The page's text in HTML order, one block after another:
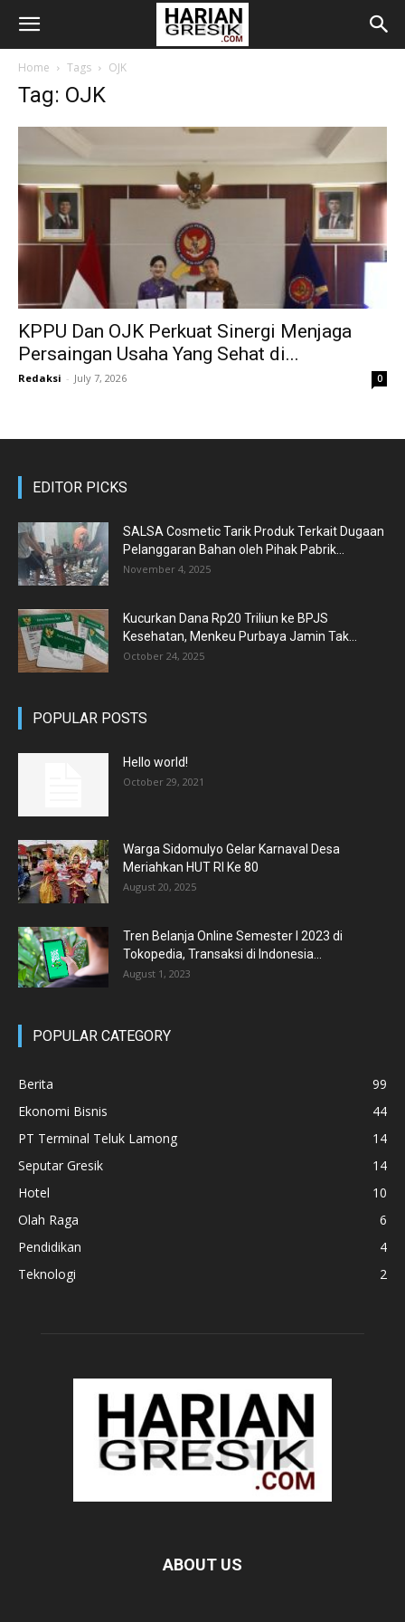
Home Tags OJK
Tag: OJK
KPPU Dan OJK Perkuat Sinergi Menjaga
Persaingan Usaha Yang Sehat di...
Redaksi - July 7, 2026 0
EDITOR PICKS
SALSA Cosmetic Tarik Produk Terkait Dugaan
Pelanggaran Bahan oleh Pihak Pabrik...
November 4, 2025
Kucurkan Dana Rp20 Triliun ke BPJS
Kesehatan, Menkeu Purbaya Jamin Tak...
October 24, 2025
POPULAR POSTS
Hello world!
October 29, 2021
Warga Sidomulyo Gelar Karnaval Desa
Meriahkan HUT RI Ke 80
August 20, 2025
Tren Belanja Online Semester I 2023 di
Tokopedia, Transaksi di Indonesia...
August 1, 2023
POPULAR CATEGORY
Berita
99
Ekonomi Bisnis
44
PT Terminal Teluk Lamong
14
Seputar Gresik
14
Hotel
10
Olah Raga
6
Pendidikan
4
Teknologi
2
ABOUT US